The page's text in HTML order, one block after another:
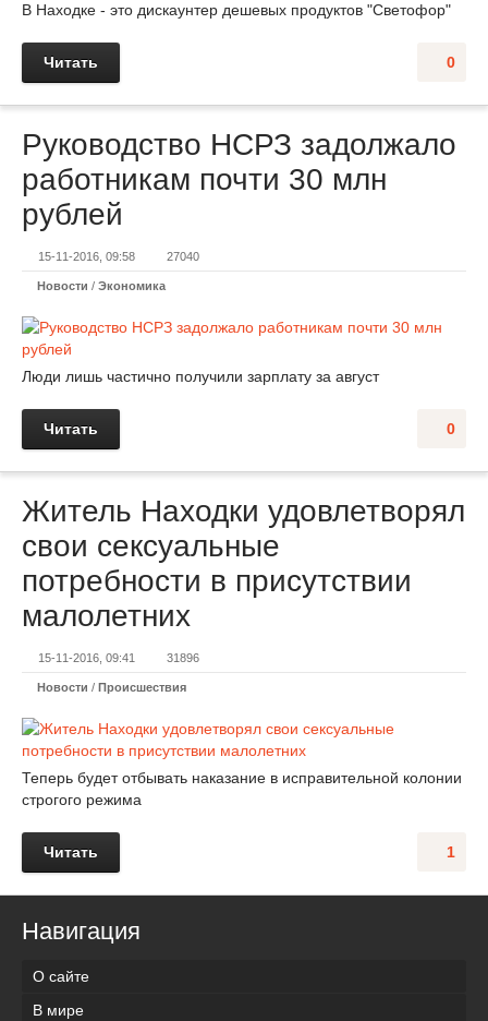
В Находке - это дискаунтер дешевых продуктов "Светофор"
0
Читать
Руководство НСРЗ задолжало
работникам почти 30 млн
рублей
15-11-2016, 09:58 27040
Новости / Экономика
Люди лишь частично получили зарплату за август
0
Читать
Житель Находки удовлетворял
свои сексуальные
потребности в присутствии
малолетних
15-11-2016, 09:41 31896
Новости / Происшествия
Теперь будет отбывать наказание в исправительной колонии
строгого режима
1
Читать
Навигация
О сайте
В мире